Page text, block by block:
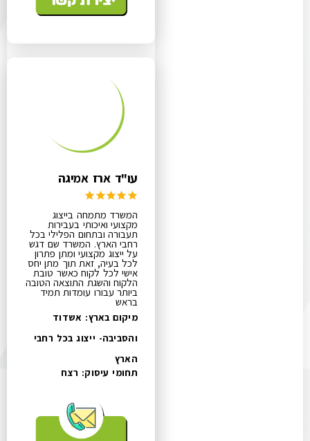
עו"ד ארז אמיגה
המשרד מתמחה בייצוג
מקצועי ואיכותי בעבירות
תעבורה ובתחום הפלילי בכל
רחבי הארץ. המשרד שם דגש
על ייצוג מקצועי ומתן פתרון
לכל בעיה, זאת תוך מתן יחס
אישי לכל לקוח כאשר טובת
הלקוח והשגת התוצאה הטובה
ביותר עבורו עומדות תמיד
בראש
מיקום בארץ: אשדוד
והסביבה- ייצוג בכל רחבי
הארץ
תחומי עיסוק: רצח